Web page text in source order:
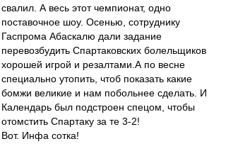
свалил. А весь этот чемпионат, одно
поставочное шоу. Осенью, сотруднику
Гаспрома Абаскалю дали задание
перевозбудить Спартаковских болельщиков
хорошей игрой и резалтами.А по весне
специально утопить, чтоб показать какие
бомжи великие и нам побольнее сделать. И
Календарь был подстроен спецом, чтобы
отомстить Спартаку за те 3-2!
Вот. Инфа сотка!